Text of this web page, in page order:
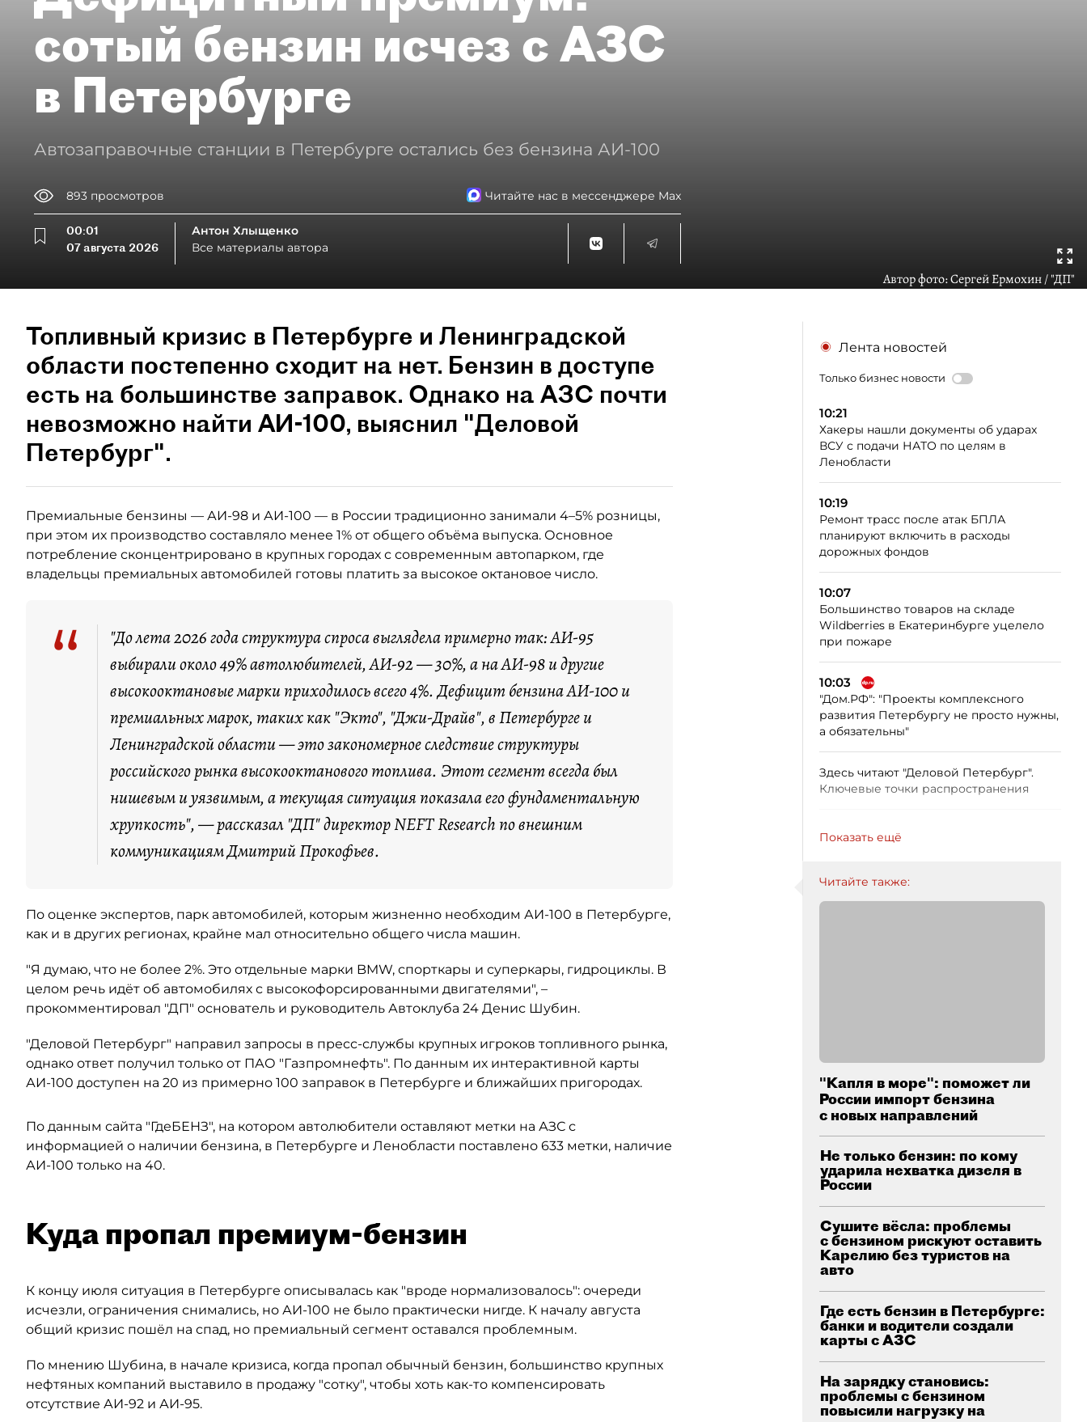
сотый бензин исчез с АЗС
в Петербурге
Автозаправочные станции в Петербурге остались без бензина АИ-100
893 просмотров Читайте нас в мессенджере Max
00:01
07 августа 2026
Антон Хлыщенко
Все материалы автора
Автор фото:Сергей Ермохин / "ДП"
Топливный кризис в Петербурге и Ленинградской
области постепенно сходит на нет. Бензин в доступе
есть на большинстве заправок. Однако на АЗС почти
невозможно найти АИ-100, выяснил "Деловой
Петербург".
Премиальные бензины — АИ-98 и АИ-100 — в России традиционно занимали 4–5% розницы,
при этом их производство составляло менее 1% от общего объёма выпуска. Основное
потребление сконцентрировано в крупных городах с современным автопарком, где
владельцы премиальных автомобилей готовы платить за высокое октановое число.
“
"До лета 2026 года структура спроса выглядела примерно так: АИ-95
выбирали около 49% автолюбителей, АИ-92 — 30%, а на АИ-98 и другие
высокооктановые марки приходилось всего 4%. Дефицит бензина АИ-100 и
премиальных марок, таких как "Экто", "Джи-Драйв", в Петербурге и
Ленинградской области — это закономерное следствие структуры
российского рынка высокооктанового топлива. Этот сегмент всегда был
нишевым и уязвимым, а текущая ситуация показала его фундаментальную
хрупкость", — рассказал "ДП" директор NEFT Research по внешним
коммуникациям Дмитрий Прокофьев.
По оценке экспертов, парк автомобилей, которым жизненно необходим АИ-100 в Петербурге,
как и в других регионах, крайне мал относительно общего числа машин.
"Я думаю, что не более 2%. Это отдельные марки BMW, спорткары и суперкары, гидроциклы. В
целом речь идёт об автомобилях с высокофорсированными двигателями", –
прокомментировал "ДП" основатель и руководитель Автоклуба 24 Денис Шубин.
"Деловой Петербург" направил запросы в пресс-службы крупных игроков топливного рынка,
однако ответ получил только от ПАО "Газпромнефть". По данным их интерактивной карты
АИ-100 доступен на 20 из примерно 100 заправок в Петербурге и ближайших пригородах.
По данным сайта "ГдеБЕНЗ", на котором автолюбители оставляют метки на АЗС с
информацией о наличии бензина, в Петербурге и Ленобласти поставлено 633 метки, наличие
АИ-100 только на 40.
Куда пропал премиум-бензин
К концу июля ситуация в Петербурге описывалась как "вроде нормализовалось": очереди
исчезли, ограничения снимались, но АИ-100 не было практически нигде. К началу августа
общий кризис пошёл на спад, но премиальный сегмент оставался проблемным.
По мнению Шубина, в начале кризиса, когда пропал обычный бензин, большинство крупных
нефтяных компаний выставило в продажу "сотку", чтобы хоть как-то компенсировать
отсутствие АИ-92 и АИ-95.
Лента новостей
Только бизнес новости
10:21
Хакеры нашли документы об ударах
ВСУ с подачи НАТО по целям в
Ленобласти
10:19
Ремонт трасс после атак БПЛА
планируют включить в расходы
дорожных фондов
10:07
Большинство товаров на складе
Wildberries в Екатеринбурге уцелело
при пожаре
10:03
"Дом.РФ": "Проекты комплексного
развития Петербургу не просто нужны,
а обязательны"
Здесь читают "Деловой Петербург".
Ключевые точки распространения
Показать ещё
Читайте также:
"Капля в море": поможет ли
России импорт бензина
с новых направлений
Не только бензин: по кому
ударила нехватка дизеля в
России
Сушите вёсла: проблемы
с бензином рискуют оставить
Карелию без туристов на
авто
Где есть бензин в Петербурге:
банки и водители создали
карты с АЗС
На зарядку становись:
проблемы с бензином
повысили нагрузку на